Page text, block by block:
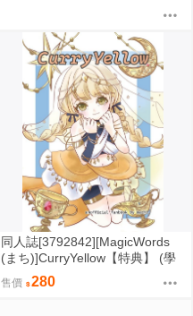
同人誌[3792842][MagicWords
(まち)]CurryYellow【特典】 (學
園偶像大師)
售價 280